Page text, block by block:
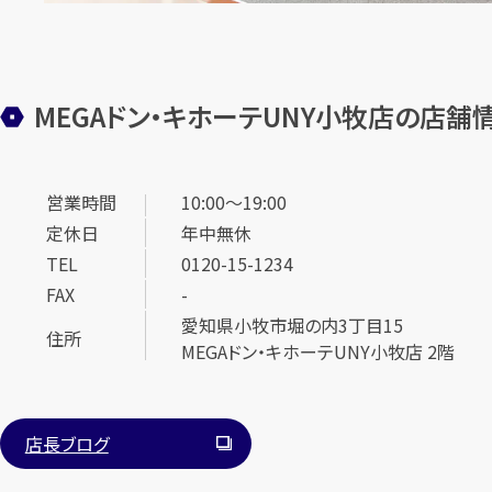
MEGAドン・キホーテUNY小牧店の店舗
営業時間
10:00～19:00
定休日
年中無休
TEL
0120-15-1234
FAX
-
住所
愛知県小牧市堀の内3丁目15
MEGAドン・キホーテUNY小牧店 2階
店長ブログ